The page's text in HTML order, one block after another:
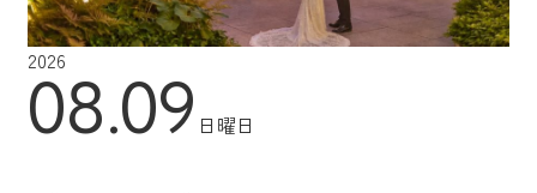
2026
08.09 日曜日